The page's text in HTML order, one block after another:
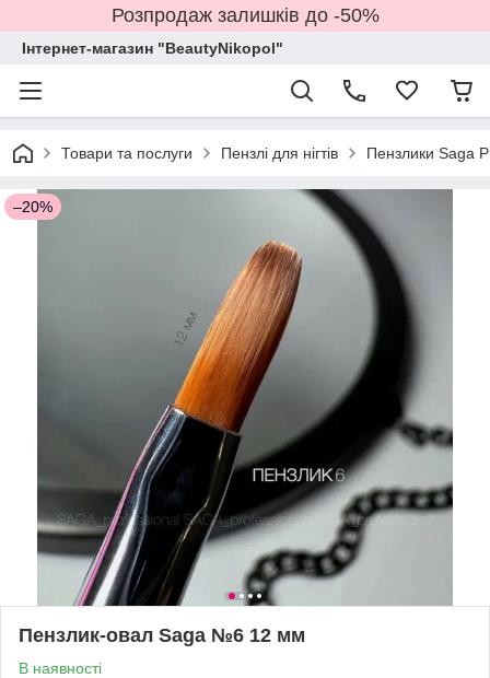
Розпродаж залишків до -50%
Інтернет-магазин "BeautyNikopol"
Товари та послуги Пензлі для нігтів Пензлики Saga
–20%
Пензлик-овал Saga №6 12 мм
В наявності